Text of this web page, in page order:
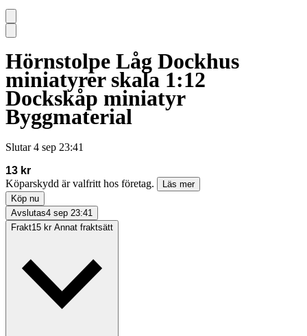
Hörnstolpe Låg Dockhus
miniatyrer skala 1:12
Dockskåp miniatyr
Byggmaterial
Slutar 4 sep 23:41
13 kr
Köparskydd är valfritt hos företag.
Läs mer
Köp nu
Avslutas4 sep 23:41
Frakt15 kr Annat fraktsätt